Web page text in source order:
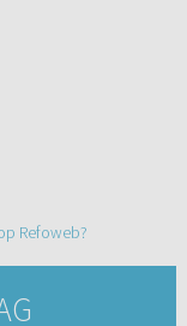
Refoweb?